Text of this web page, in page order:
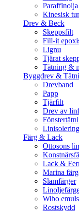
Paraffinolja
Kinesisk
Drev & Beck
Skeppsfilt
Fill-it
Lignu
Tjärat
Tätning &
Byggdrev &
Drevband
Papp
Tjärfilt
Drev av
Linisolering
Färg & Lack
Ottosons
Lack &
Marina
Slamfärger
Wibo
Rostskydd